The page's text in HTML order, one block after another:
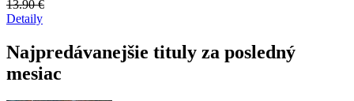
13.90 €
Detaily
Najpredávanejšie tituly za posledný
mesiac